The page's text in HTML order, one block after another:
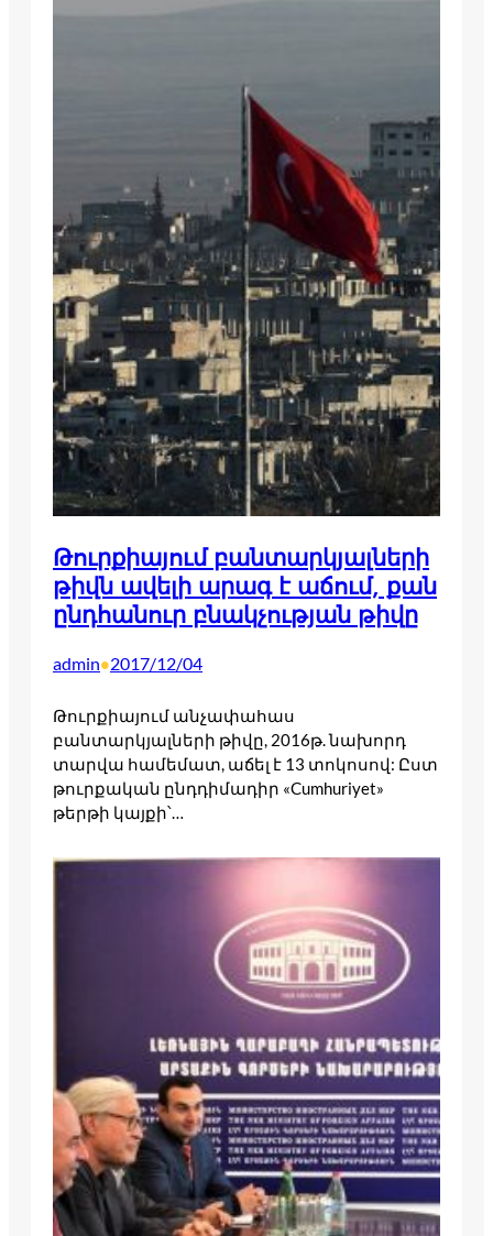
Թուրքիայում բանտարկյալների
թիվն ավելի արագ է աճում, քան
ընդհանուր բնակչության թիվը
admin•2017/12/04
Թուրքիայում անչափահաս
բանտարկյալների թիվը, 2016թ. նախորդ
տարվա համեմատ, աճել է 13 տոկոսով: Ըստ
թուրքական ընդդիմադիր «Cumhuriyet»
թերթի կայքի՝…